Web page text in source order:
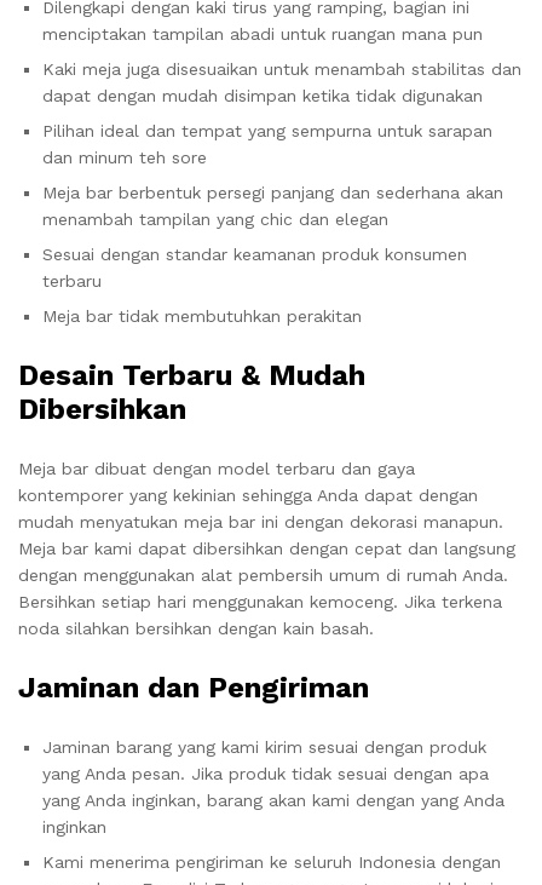
Dilengkapi dengan kaki tirus yang ramping, bagian ini
menciptakan tampilan abadi untuk ruangan mana pun
Kaki meja juga disesuaikan untuk menambah stabilitas dan
dapat dengan mudah disimpan ketika tidak digunakan
Pilihan ideal dan tempat yang sempurna untuk sarapan
dan minum teh sore
Meja bar berbentuk persegi panjang dan sederhana akan
menambah tampilan yang chic dan elegan
Sesuai dengan standar keamanan produk konsumen
terbaru
Meja bar tidak membutuhkan perakitan
Desain Terbaru & Mudah
Dibersihkan
Meja bar dibuat dengan model terbaru dan gaya
kontemporer yang kekinian sehingga Anda dapat dengan
mudah menyatukan meja bar ini dengan dekorasi manapun.
Meja bar kami dapat dibersihkan dengan cepat dan langsung
dengan menggunakan alat pembersih umum di rumah Anda.
Bersihkan setiap hari menggunakan kemoceng. Jika terkena
noda silahkan bersihkan dengan kain basah.
Jaminan dan Pengiriman
Jaminan barang yang kami kirim sesuai dengan produk
yang Anda pesan. Jika produk tidak sesuai dengan apa
yang Anda inginkan, barang akan kami dengan yang Anda
inginkan
Kami menerima pengiriman ke seluruh Indonesia dengan